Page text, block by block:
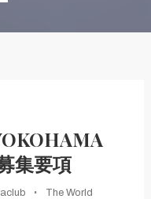
× 望遠
集要項
The World